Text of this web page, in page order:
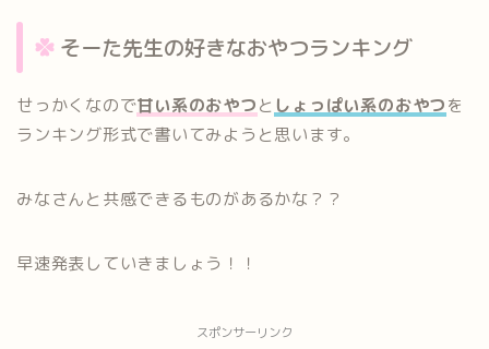
そーた先生の好きなおやつランキング
せっかくなので甘い系のおやつと しょっぱい系のおやつを
ランキング形式で書いてみようと思います。
みなさんと共感できるものがあるかな？？
早速発表していきましょう！！
スポンサーリンク